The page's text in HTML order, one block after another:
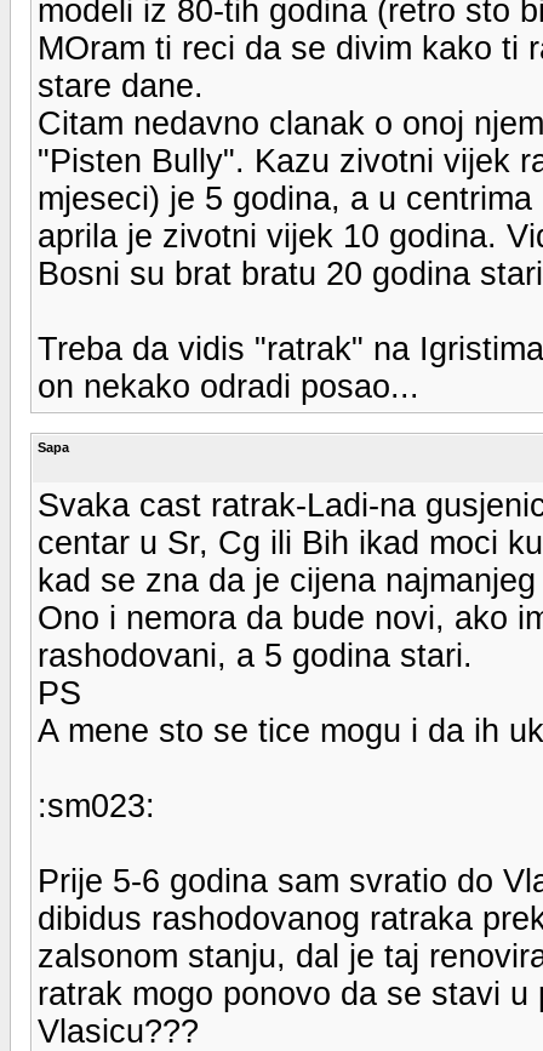
modeli iz 80-tih godina (retro sto
MOram ti reci da se divim kako ti
stare dane.
Citam nedavno clanak o onoj
"Pisten Bully". Kazu zivotni vijek
mjeseci) je 5 godina, a u
aprila je zivotni vijek 10 godina.
Bosni su brat bratu 20 godina
Treba da vidis "ratrak" na
on nekako odradi posao...
Sapa
Svaka cast ratrak-Ladi-na
centar u Sr, Cg ili Bih ikad moci
kad se zna da je cijena
Ono i nemora da bude novi, ako
rashodovani, a 5 godina stari.
PS
A mene sto se tice mogu i da ih
:sm023:
Prije 5-6 godina sam svratio do
dibidus rashodovanog ratraka
zalsonom stanju, dal je taj
ratrak mogo ponovo da se stavi
Vlasicu???